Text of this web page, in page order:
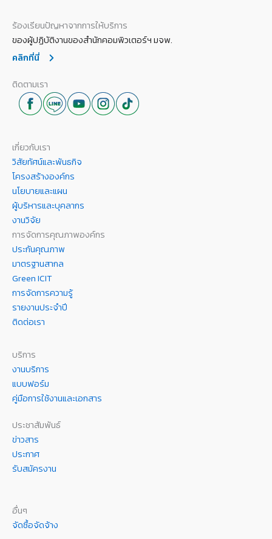
ร้องเรียนปัญหาจากการให้บริการ
ของผู้ปฏิบัติงานของสำนักคอมพิวเตอร์ฯ มจพ.
คลิกที่นี่
ติดตามเรา
เกี่ยวกับเรา
วิสัยทัศน์และพันธกิจ
โครงสร้างองค์กร
นโยบายและแผน
ผู้บริหารและบุคลากร
งานวิจัย
การจัดการคุณภาพองค์กร
ประกันคุณภาพ
มาตรฐานสากล
Green ICIT
การจัดการความรู้
รายงานประจำปี
ติดต่อเรา
บริการ
งานบริการ
แบบฟอร์ม
คู่มือการใช้งานและเอกสาร
ประชาสัมพันธ์
ข่าวสาร
ประกาศ
รับสมัครงาน
อื่นๆ
จัดซื้อจัดจ้าง